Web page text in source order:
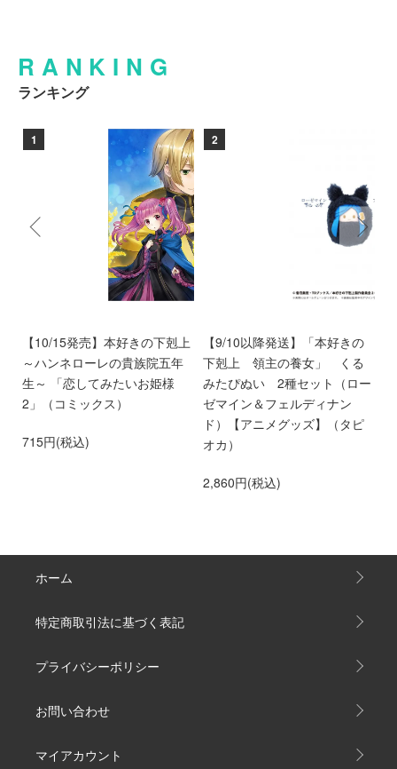
RANKING
ランキング
1
【10/15発売】本好きの下剋上
～ハンネローレの貴族院五年
生～ 「恋してみたいお姫様
2」（コミックス）
715円(税込)
2
【9/10以降発送】「本好きの
下剋上 領主の養女」 くる
みたぴぬい 2種セット（ロー
ゼマイン＆フェルディナン
ド）【アニメグッズ】（タピ
オカ）
2,860円(税込)
ホーム
特定商取引法に基づく表記
プライバシーポリシー
お問い合わせ
マイアカウント